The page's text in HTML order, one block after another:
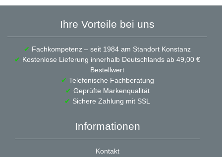
Ihre Vorteile bei uns
✔ Fachkompetenz – seit 1984 am Standort Konstanz
✔ Kostenlose Lieferung innerhalb Deutschlands ab 49,00 €
Bestellwert
✔ Telefonische Fachberatung
✔ Geprüfte Markenqualität
✔ Sichere Zahlung mit SSL
Informationen
Kontakt